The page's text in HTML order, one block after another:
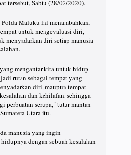
tersebut, Sabtu (28/02/2020).
Polda Maluku ini menambahkan,
untuk mengevaluasi diri,
menyadarkan diri setiap manusia
mengantar kita untuk hidup
rutan sebagai tempat yang
diri, maupun tempat
dan kehilafan, sehingga
perbuatan serupa," tutur mantan
Utara itu.
manusia yang ingin
dengan sebuah kesalahan